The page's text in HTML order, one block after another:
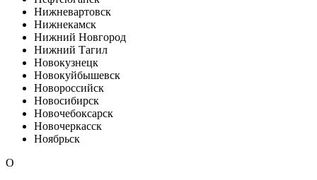
Нижневартовск
Нижнекамск
Нижний Новгород
Нижний Тагил
Новокузнецк
Новокуйбышевск
Новороссийск
Новосибирск
Новочебоксарск
Новочеркасск
Ноябрьск
О